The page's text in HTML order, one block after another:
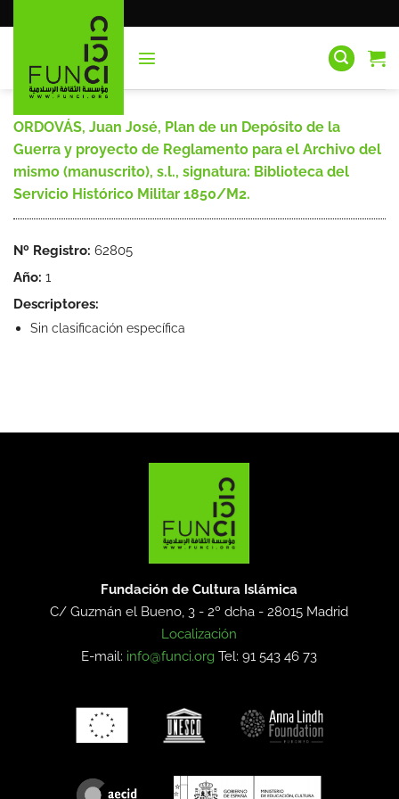
al
ORDOVÁS, Juan José, Plan de un Depósito de la
Guerra y proyecto de Reglamento para el Archivo del
mismo (manuscrito), s.l., signatura: Biblioteca del
Servicio Histórico Militar 1850/M2.
Nº Registro: 62805
Año: 1
Descriptores:
Sin clasificación específica
Fundación de Cultura Islámica
C/ Guzmán el Bueno, 3 - 2º dcha -28015 Madrid
Localización
E-mail: info@funci.org Tel: 91 543 46 73